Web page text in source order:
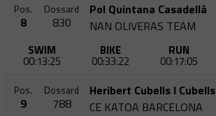
Pos.
8
Dossard
830
Pol Quintana Casadellà
NAN OLIVERAS TEAM
SWIM
00:13:25
BIKE
00:33:22
RUN
00:17:05
Pos.
9
Dossard
788
Heribert Cubells I Cubells
CE KATOA BARCELONA